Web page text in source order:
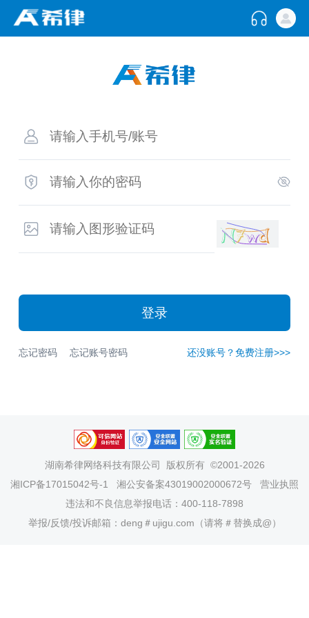
登录
忘记密码 忘记账号密码 还没账号？免费注册>>>
湖南希律网络科技有限公司
版权所有 ©2001-2026
湘ICP备17015042号-1
湘公安备案43019002000672号
营业执照
违法和不良信息举报电话：400-118-7898
举报/反馈/投诉邮箱：deng＃ujigu.com（请将＃替换成@）